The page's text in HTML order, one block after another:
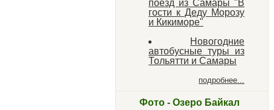
поезд из Самары "В
гости к Деду Морозу
и Кикиморе"
Новогодние
автобусные туры из
Тольятти и Самары
подробнее...
Фото - Озеро Байкал